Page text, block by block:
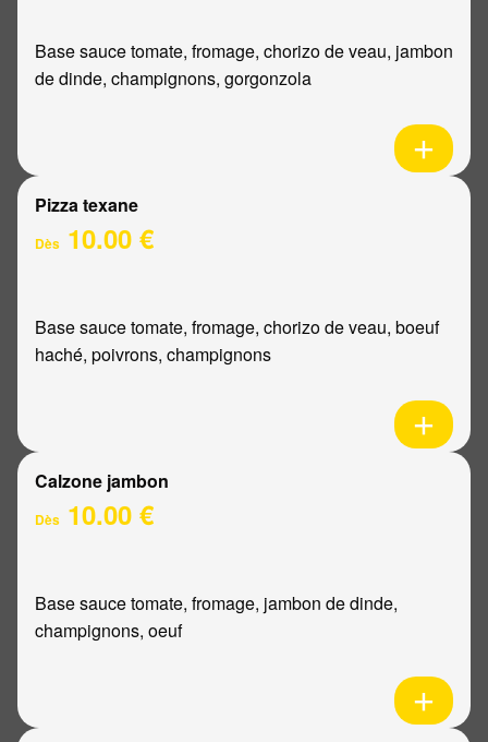
Base sauce tomate, fromage, chorizo de veau, jambon
de dinde, champignons, gorgonzola
Pizza texane
Dès 10.00 €
Base sauce tomate, fromage, chorizo de veau, boeuf
haché, poivrons, champignons
Calzone jambon
Dès 10.00 €
Base sauce tomate, fromage, jambon de dinde,
champignons, oeuf